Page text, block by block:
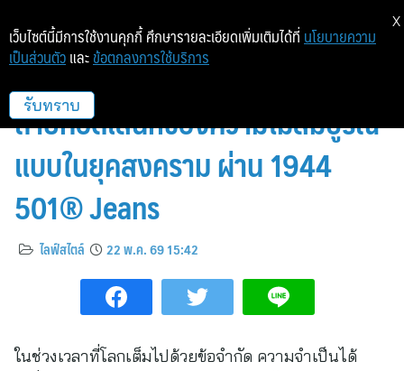
Levi’s® Vintage Clothing
ถ่ายทอดเสน่ห์ของความไม่สมบูรณ์
แบบในยุคสงคราม ผ่าน 1944
501® Jeans
ไลฟ์สไตล์ 22 พ.ค. 69 15:42
ในช่วงเวลาที่โลกเต็มไปด้วยข้อจำกัด ความจำเป็นได้
เว็บไซต์นี้มีการใช้งานคุกกี้ ศึกษารายละเอียดเพิ่มเติมได้ที่ นโยบายความ
เป็นส่วนตัว และ ข้อตกลงการใช้บริการ
รับทราบ
X